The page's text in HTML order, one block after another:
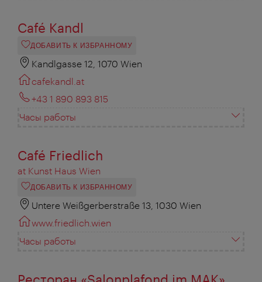
Café Kandl
ДОБАВИТЬ К ИЗБРАННОМУ
Kandlgasse 12, 1070 Wien
cafekandl.at
+43 1 890 893 815
Часы работы
Café Friedlich
at Kunst Haus Wien
ДОБАВИТЬ К ИЗБРАННОМУ
Untere Weißgerberstraße 13, 1030 Wien
www.friedlich.wien
Часы работы